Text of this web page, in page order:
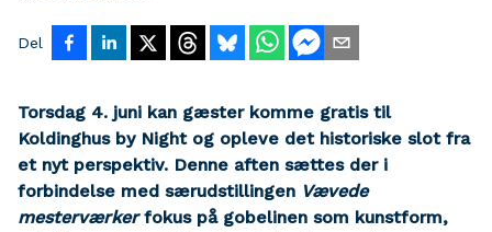
Del
Torsdag 4. juni kan gæster komme gratis til
Koldinghus by Night og opleve det historiske slot fra
et nyt perspektiv. Denne aften sættes der i
forbindelse med særudstillingen Vævede
mesterværkerfokus på gobelinen som kunstform,